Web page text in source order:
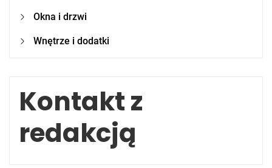
Okna i drzwi
Wnętrze i dodatki
Kontakt z
redakcją